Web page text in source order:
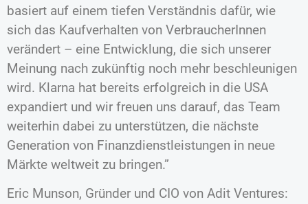
basiert auf einem tiefen Verständnis dafür, wie
sich das Kaufverhalten von VerbraucherInnen
verändert – eine Entwicklung, die sich unserer
Meinung nach zukünftig noch mehr beschleunigen
wird. Klarna hat bereits erfolgreich in die USA
expandiert und wir freuen uns darauf, das Team
weiterhin dabei zu unterstützen, die nächste
Generation von Finanzdienstleistungen in neue
Märkte weltweit zu bringen.”
Eric Munson, Gründer und CIO von Adit Ventures: